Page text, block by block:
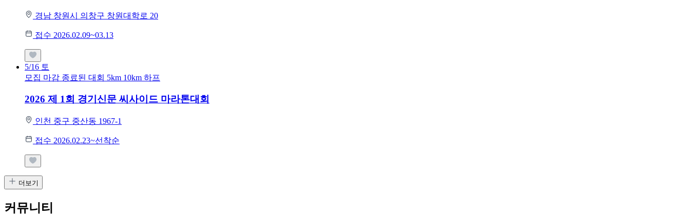
경남 창원시 의창구 창원대학로 20
접수 2026.02.09~03.13
5/16 토
모집 마감 종료된 대회 5km 10km 하프
2026 제 1회 경기신문 씨사이드 마라톤대회
인천 중구 중산동 1967-1
접수 2026.02.23~선착순
더보기
커뮤니티